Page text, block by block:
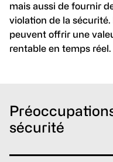
mais aussi de fournir
violation de la
peuvent offrir une
rentable en temps réel.
sécurité